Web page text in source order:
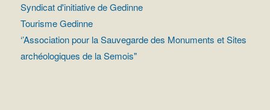
Syndicat d'initiative de Gedinne
Tourisme Gedinne
‘’Association pour la Sauvegarde des Monuments et Sites
archéologiques de la Semois"